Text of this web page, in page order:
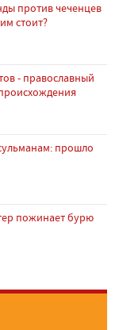
против чеченцев
стоит?
- православный
прошло
пожинает бурю